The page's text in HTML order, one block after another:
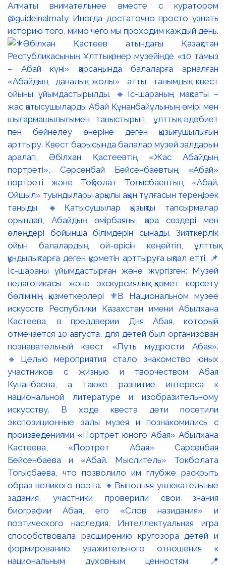
Алматы внимательнее вместе с куратором
@guideinalmaty Иногда достаточно просто узнать
историю того, мимо чего мы проходим каждый день.